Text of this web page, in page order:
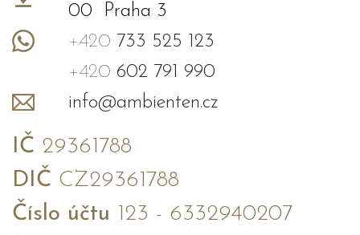
00 Praha 3
+420 733 525 123
+420 602 791 990
info@ambienten.cz
IČ 29361788
DIČ CZ29361788
Číslo účtu 123 - 6332940207